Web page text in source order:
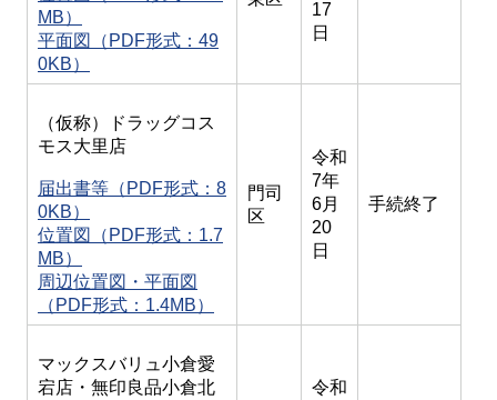
MB）
平面図（PDF形式：49
0KB）
17
日
（仮称）ドラッグコス
モス大里店
届出書等（PDF形式：8
0KB）
位置図（PDF形式：1.7
MB）
周辺位置図・平面図
（PDF形式：1.4MB）
門司
区
令和
7年
6月
20
日
手続終了
マックスバリュ小倉愛
宕店・無印良品小倉北
令和